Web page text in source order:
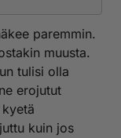
Voihan
sängyssä.
mahtuu
paremmin.
muusta.
tulisi olla
erojutut
kuin jos